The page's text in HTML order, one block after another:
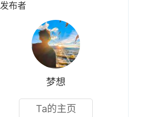
发布者
梦想
Ta的主页